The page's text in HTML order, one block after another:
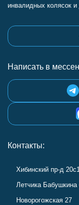
инвалидных колясок
Написать в
Контакты:
Хибинский пр-д
Летчика Бабушкина
Новорогожская 27